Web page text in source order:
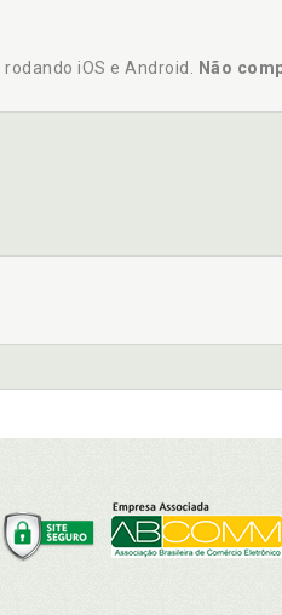
rodando iOS e Android.
Não